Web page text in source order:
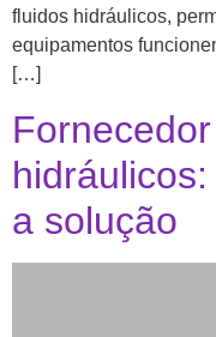
fluidos hidráulicos,
equipamentos
[…]
a solução